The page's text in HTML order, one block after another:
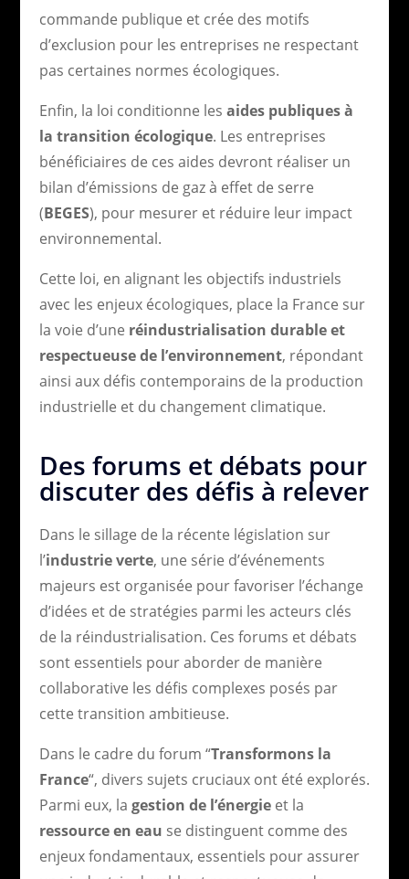
commande publique et crée des motifs
d’exclusion pour les entreprises ne respectant
pas certaines normes écologiques.
Enfin, la loi conditionne les aides publiques à
la transition écologique. Les entreprises
bénéficiaires de ces aides devront réaliser un
bilan d’émissions de gaz à effet de serre
(BEGES), pour mesurer et réduire leur impact
environnemental.
Cette loi, en alignant les objectifs industriels
avec les enjeux écologiques, place la France sur
la voie d’une réindustrialisation durable et
respectueuse de l’environnement, répondant
ainsi aux défis contemporains de la production
industrielle et du changement climatique.
Des forums et débats pour
discuter des défis à relever
Dans le sillage de la récente législation sur
l’industrie verte, une série d’événements
majeurs est organisée pour favoriser l’échange
d’idées et de stratégies parmi les acteurs clés
de la réindustrialisation. Ces forums et débats
sont essentiels pour aborder de manière
collaborative les défis complexes posés par
cette transition ambitieuse.
Dans le cadre du forum “Transformons la
France“, divers sujets cruciaux ont été explorés.
Parmi eux, la gestion de l’énergieet la
ressource en eau se distinguent comme des
enjeux fondamentaux, essentiels pour assurer